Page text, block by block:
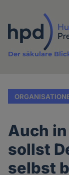
Inhalt
Der säkulare
Auch
sollst
selbst